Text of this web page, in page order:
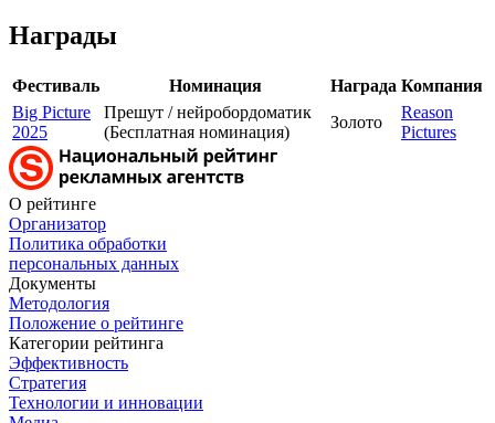
Награды
Фестиваль Номинация Награда Компания
Big Picture
2025
Прешут / нейробордоматик
(Бесплатная номинация)
Золото
Reason
Pictures
О рейтинге
Организатор
Политика обработки
персональных данных
Документы
Методология
Положение о рейтинге
Категории рейтинга
Эффективность
Стратегия
Технологии и инновации